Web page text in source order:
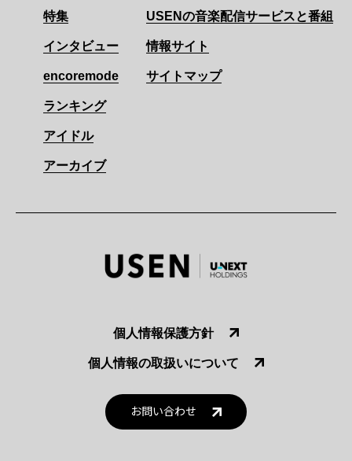
特集
インタビュー
encoremode
ランキング
アイドル
アーカイブ
USENの音楽配信サービスと番組
情報サイト
サイトマップ
個人情報保護方針
個人情報の取扱いについて
お問い合わせ